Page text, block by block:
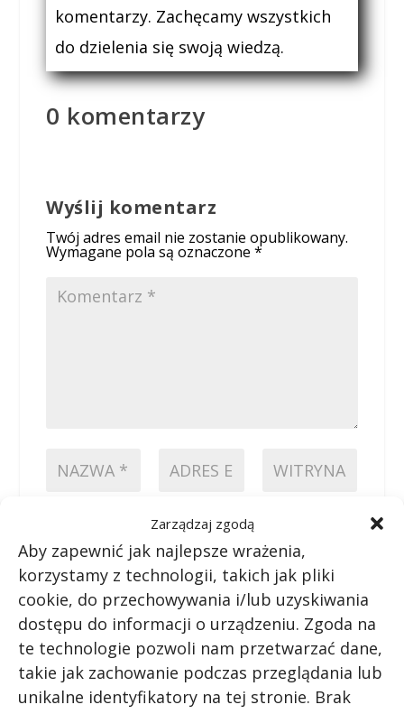
Zarządzaj zgodą
Aby zapewnić jak najlepsze wrażenia,
korzystamy z technologii, takich jak pliki
cookie, do przechowywania i/lub uzyskiwania
dostępu do informacji o urządzeniu. Zgoda na
te technologie pozwoli nam przetwarzać dane,
takie jak zachowanie podczas przeglądania lub
unikalne identyfikatory na tej stronie. Brak
komentarzy. Zachęcamy wszystkich
do dzielenia się swoją wiedzą.
0 komentarzy
Wyślij komentarz
Twój adres email nie zostanie opublikowany.
Wymagane pola są oznaczone*
PRZEŚLIJ KOMENTARZ